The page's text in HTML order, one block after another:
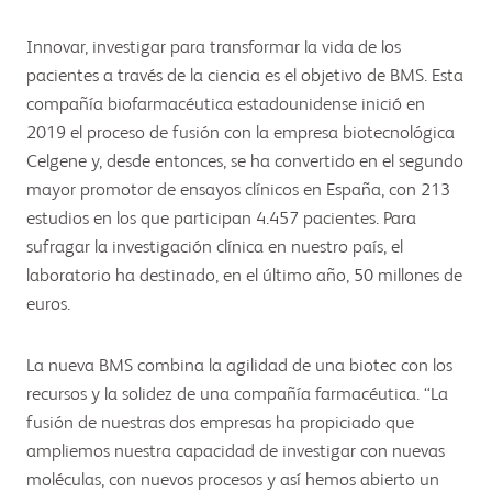
Innovar, investigar para transformar la vida de los
pacientes a través de la ciencia es el objetivo de BMS. Esta
compañía biofarmacéutica estadounidense inició en
2019 el proceso de fusión con la empresa biotecnológica
Celgene y, desde entonces, se ha convertido en el segundo
mayor promotor de ensayos clínicos en España, con 213
estudios en los que participan 4.457 pacientes. Para
sufragar la investigación clínica en nuestro país, el
laboratorio ha destinado, en el último año, 50 millones de
euros.
La nueva BMS combina la agilidad de una biotec con los
recursos y la solidez de una compañía farmacéutica. “La
fusión de nuestras dos empresas ha propiciado que
ampliemos nuestra capacidad de investigar con nuevas
moléculas, con nuevos procesos y así hemos abierto un